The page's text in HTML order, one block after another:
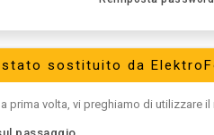
da ElektroForm online2
di utilizzare il nuovo